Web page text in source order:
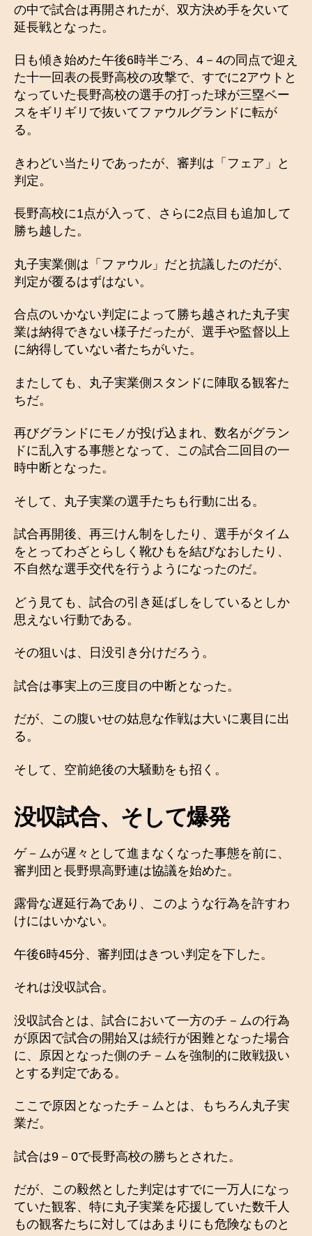
の中で試合は再開されたが、双方決め手を欠いて
延長戦となった。
日も傾き始めた午後6時半ごろ、4－4の同点で迎え
た十一回表の長野高校の攻撃で、すでに2アウトと
なっていた長野高校の選手の打った球が三塁ベー
スをギリギリで抜いてファウルグランドに転が
る。
きわどい当たりであったが、審判は「フェア」と
判定。
長野高校に1点が入って、さらに2点目も追加して
勝ち越した。
丸子実業側は「ファウル」だと抗議したのだが、
判定が覆るはずはない。
合点のいかない判定によって勝ち越された丸子実
業は納得できない様子だったが、選手や監督以上
に納得していない者たちがいた。
またしても、丸子実業側スタンドに陣取る観客た
ちだ。
再びグランドにモノが投げ込まれ、数名がグラン
ドに乱入する事態となって、この試合二回目の一
時中断となった。
そして、丸子実業の選手たちも行動に出る。
試合再開後、再三けん制をしたり、選手がタイム
をとってわざとらしく靴ひもを結びなおしたり、
不自然な選手交代を行うようになったのだ。
どう見ても、試合の引き延ばしをしているとしか
思えない行動である。
その狙いは、日没引き分けだろう。
試合は事実上の三度目の中断となった。
だが、この腹いせの姑息な作戦は大いに裏目に出
る。
そして、空前絶後の大騒動をも招く。
没収試合、そして爆発
ゲ－ムが遅々として進まなくなった事態を前に、
審判団と長野県高野連は協議を始めた。
露骨な遅延行為であり、このような行為を許すわ
けにはいかない。
午後6時45分、審判団はきつい判定を下した。
それは没収試合。
没収試合とは、試合において一方のチ－ムの行為
が原因で試合の開始又は続行が困難となった場合
に、原因となった側のチ－ムを強制的に敗戦扱い
とする判定である。
ここで原因となったチ－ムとは、もちろん丸子実
業だ。
試合は9－0で長野高校の勝ちとされた。
だが、この毅然とした判定はすでに一万人になっ
ていた観客、特に丸子実業を応援していた数千人
もの観客たちに対してはあまりにも危険なものと